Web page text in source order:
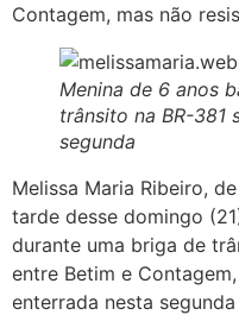
Contagem, mas não
Menina de 6 anos
trânsito na BR-381
segunda
Melissa Maria Ribeiro,
tarde desse domingo
durante uma briga de
entre Betim e
enterrada nesta